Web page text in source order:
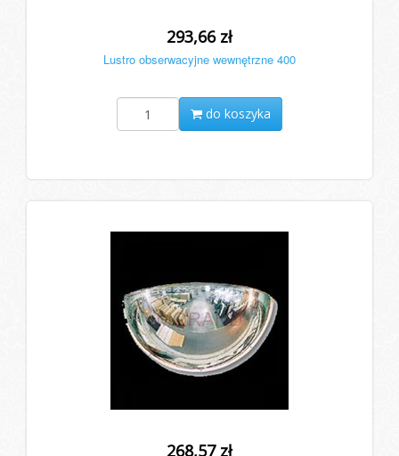
293,66 zł
Lustro obserwacyjne wewnętrzne 400
do koszyka
268,57 zł